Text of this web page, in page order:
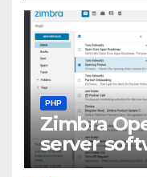
PHP
Zimbra
server